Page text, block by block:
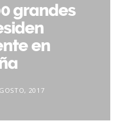
grandes
en
2017